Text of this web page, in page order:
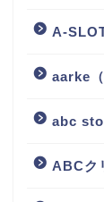
A-
aarke
abc
ABCク